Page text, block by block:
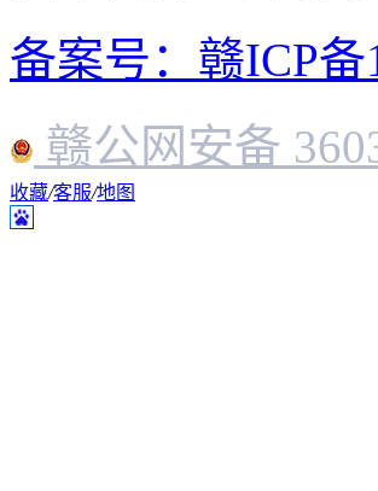
备案号：赣ICP备
赣公网安备
收藏/客服/地图